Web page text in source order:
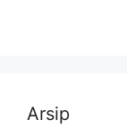
Arsip